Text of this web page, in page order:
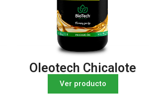
Oleotech Chicalote
Ver producto